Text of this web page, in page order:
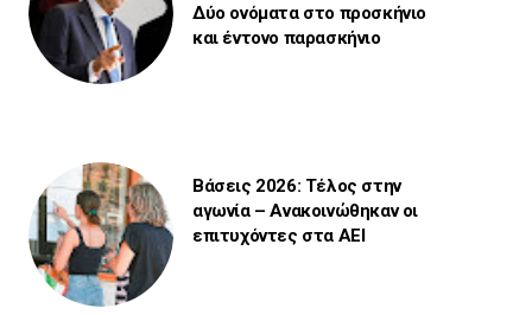
Δύο ονόματα στο προσκήνιο
και έντονο παρασκήνιο
Βάσεις 2026: Τέλος στην
αγωνία – Ανακοινώθηκαν οι
επιτυχόντες στα ΑΕΙ